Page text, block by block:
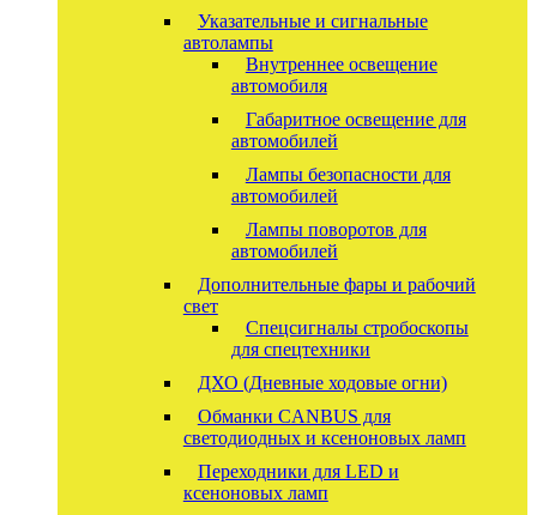
Указательные и сигнальные
автолампы
Внутреннее освещение
автомобиля
Габаритное освещение для
автомобилей
Лампы безопасности для
автомобилей
Лампы поворотов для
автомобилей
Дополнительные фары и рабочий
свет
Спецсигналы стробоскопы
для спецтехники
ДХО (Дневные ходовые огни)
Обманки CANBUS для
светодиодных и ксеноновых ламп
Переходники для LED и
ксеноновых ламп